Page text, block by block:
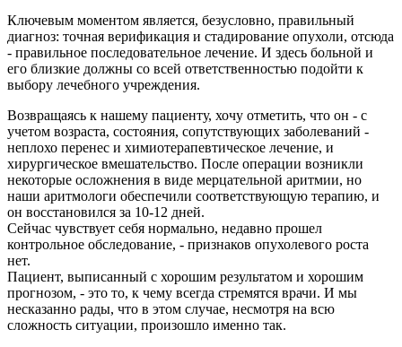
Ключевым моментом является, безусловно, правильный
диагноз: точная верификация и стадирование опухоли, отсюда
- правильное последовательное лечение. И здесь больной и
его близкие должны со всей ответственностью подойти к
выбору лечебного учреждения.
Возвращаясь к нашему пациенту, хочу отметить, что он - с
учетом возраста, состояния, сопутствующих заболеваний -
неплохо перенес и химиотерапевтическое лечение, и
хирургическое вмешательство. После операции возникли
некоторые осложнения в виде мерцательной аритмии, но
наши аритмологи обеспечили соответствующую терапию, и
он восстановился за 10-12 дней.
Сейчас чувствует себя нормально, недавно прошел
контрольное обследование, - признаков опухолевого роста
нет.
Пациент, выписанный с хорошим результатом и хорошим
прогнозом, - это то, к чему всегда стремятся врачи. И мы
несказанно рады, что в этом случае, несмотря на всю
сложность ситуации, произошло именно так.